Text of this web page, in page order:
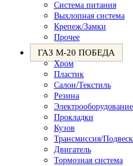
Система питания
Выхлопная система
Крепеж/Замки
Прочее
ГАЗ М-20 ПОБЕДА
Хром
Пластик
Салон/Текстиль
Резина
Электрооборудование
Прокладки
Кузов
Трансмиссия/
Двигатель
Тормозная система